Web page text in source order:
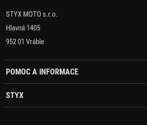
STYX MOTO s.r.o.
Hlavná 1405
952 01 Vráble
POMOC A INFORMACE
STYX